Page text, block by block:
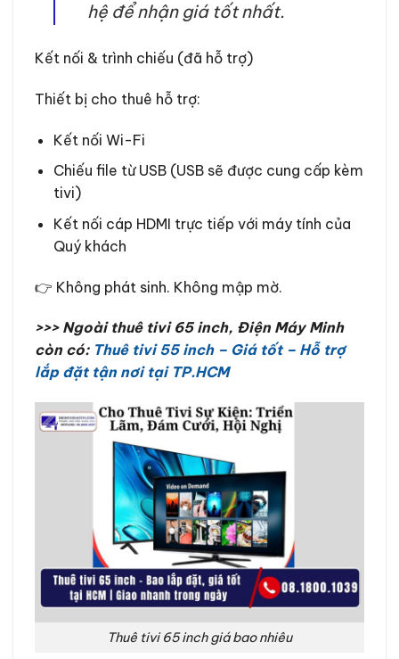
hệ để nhận giá tốt nhất.
Kết nối & trình chiếu (đã hỗ trợ)
Thiết bị cho thuê hỗ trợ:
Kết nối Wi-Fi
Chiếu file từ USB (USB sẽ được cung cấp kèm
tivi)
Kết nối cáp HDMI trực tiếp với máy tính của
Quý khách
👉 Không phát sinh. Không mập mờ.
>>> Ngoài thuê tivi 65 inch, Điện Máy Minh
còn có: Thuê tivi 55 inch – Giá tốt – Hỗ trợ
lắp đặt tận nơi tại TP.HCM
Thuê tivi 65 inch giá bao nhiêu